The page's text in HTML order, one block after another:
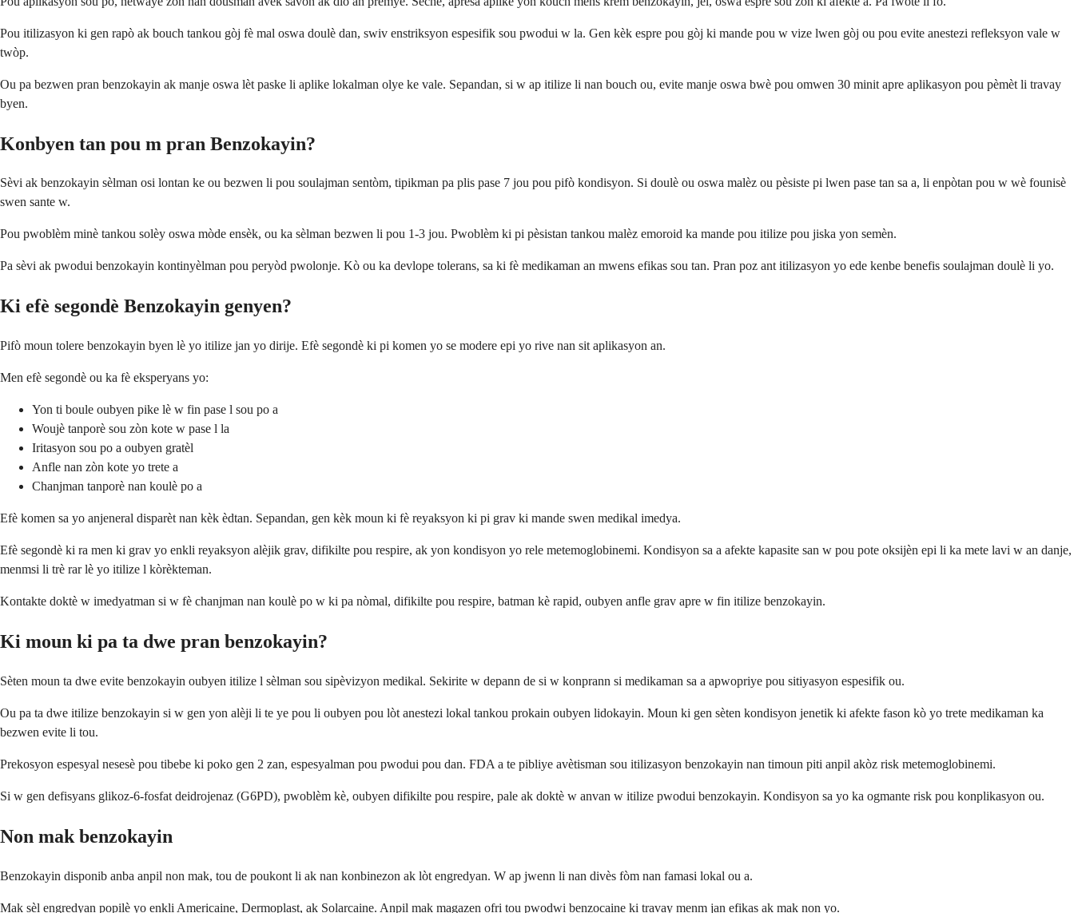
Pou itilizasyon ki gen rapò ak bouch tankou gòj fè mal oswa doulè dan, swiv enstriksyon espesifik sou pwodui w la. Gen kèk espre pou gòj ki mande pou w vize lwen gòj ou pou evite anestezi refleksyon vale w
twòp.
Ou pa bezwen pran benzokayin ak manje oswa lèt paske li aplike lokalman olye ke vale. Sepandan, si w ap itilize li nan bouch ou, evite manje oswa bwè pou omwen 30 minit apre aplikasyon pou pèmèt li travay
byen.
Konbyen tan pou m pran Benzokayin?
Sèvi ak benzokayin sèlman osi lontan ke ou bezwen li pou soulajman sentòm, tipikman pa plis pase 7 jou pou pifò kondisyon. Si doulè ou oswa malèz ou pèsiste pi lwen pase tan sa a, li enpòtan pou w wè founisè
swen sante w.
Pou pwoblèm minè tankou solèy oswa mòde ensèk, ou ka sèlman bezwen li pou 1-3 jou. Pwoblèm ki pi pèsistan tankou malèz emoroid ka mande pou itilize pou jiska yon semèn.
Pa sèvi ak pwodui benzokayin kontinyèlman pou peryòd pwolonje. Kò ou ka devlope tolerans, sa ki fè medikaman an mwens efikas sou tan. Pran poz ant itilizasyon yo ede kenbe benefis soulajman doulè li yo.
Ki efè segondè Benzokayin genyen?
Pifò moun tolere benzokayin byen lè yo itilize jan yo dirije. Efè segondè ki pi komen yo se modere epi yo rive nan sit aplikasyon an.
Men efè segondè ou ka fè eksperyans yo:
Yon ti boule oubyen pike lè w fin pase l sou po a
Woujè tanporè sou zòn kote w pase l la
Iritasyon sou po a oubyen gratèl
Anfle nan zòn kote yo trete a
Chanjman tanporè nan koulè po a
Efè komen sa yo anjeneral disparèt nan kèk èdtan. Sepandan, gen kèk moun ki fè reyaksyon ki pi grav ki mande swen medikal imedya.
Efè segondè ki ra men ki grav yo enkli reyaksyon alèjik grav, difikilte pou respire, ak yon kondisyon yo rele metemoglobinemi. Kondisyon sa a afekte kapasite san w pou pote oksijèn epi li ka mete lavi w an danje,
menmsi li trè rar lè yo itilize l kòrèkteman.
Kontakte doktè w imedyatman si w fè chanjman nan koulè po w ki pa nòmal, difikilte pou respire, batman kè rapid, oubyen anfle grav apre w fin itilize benzokayin.
Ki moun ki pa ta dwe pran benzokayin?
Sèten moun ta dwe evite benzokayin oubyen itilize l sèlman sou sipèvizyon medikal. Sekirite w depann de si w konprann si medikaman sa a apwopriye pou sitiyasyon espesifik ou.
Ou pa ta dwe itilize benzokayin si w gen yon alèji li te ye pou li oubyen pou lòt anestezi lokal tankou prokain oubyen lidokayin. Moun ki gen sèten kondisyon jenetik ki afekte fason kò yo trete medikaman ka
bezwen evite li tou.
Prekosyon espesyal nesesè pou tibebe ki poko gen 2 zan, espesyalman pou pwodui pou dan. FDA a te pibliye avètisman sou itilizasyon benzokayin nan timoun piti anpil akòz risk metemoglobinemi.
Si w gen defisyans glikoz-6-fosfat deidrojenaz (G6PD), pwoblèm kè, oubyen difikilte pou respire, pale ak doktè w anvan w itilize pwodui benzokayin. Kondisyon sa yo ka ogmante risk pou konplikasyon ou.
Non mak benzokayin
Benzokayin disponib anba anpil non mak, tou de poukont li ak nan konbinezon ak lòt engredyan. W ap jwenn li nan divès fòm nan famasi lokal ou a.
Mak sèl engredyan popilè yo enkli Americaine, Dermoplast, ak Solarcaine. Anpil mak magazen ofri tou pwodwi benzocaine ki travay menm jan efikas ak mak non yo.